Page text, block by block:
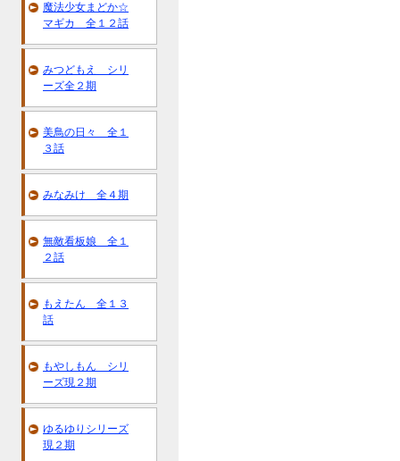
魔法少女まどか☆
マギカ 全１２話
みつどもえ シリ
ーズ全２期
美鳥の日々 全１
３話
みなみけ 全４期
無敵看板娘 全１
２話
もえたん 全１３
話
もやしもん シリ
ーズ現２期
ゆるゆりシリーズ
現２期